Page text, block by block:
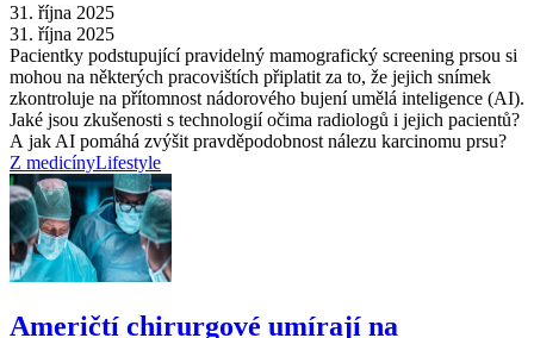
31. října 2025
31. října 2025
Pacientky podstupující pravidelný mamografický screening prsou si
mohou na některých pracovištích připlatit za to, že jejich snímek
zkontroluje na přítomnost nádorového bujení umělá inteligence (AI).
Jaké jsou zkušenosti s technologií očima radiologů i jejich pacientů?
A jak AI pomáhá zvýšit pravděpodobnost nálezu karcinomu prsu?
Z medicínyLifestyle
Američtí chirurgové umírají na